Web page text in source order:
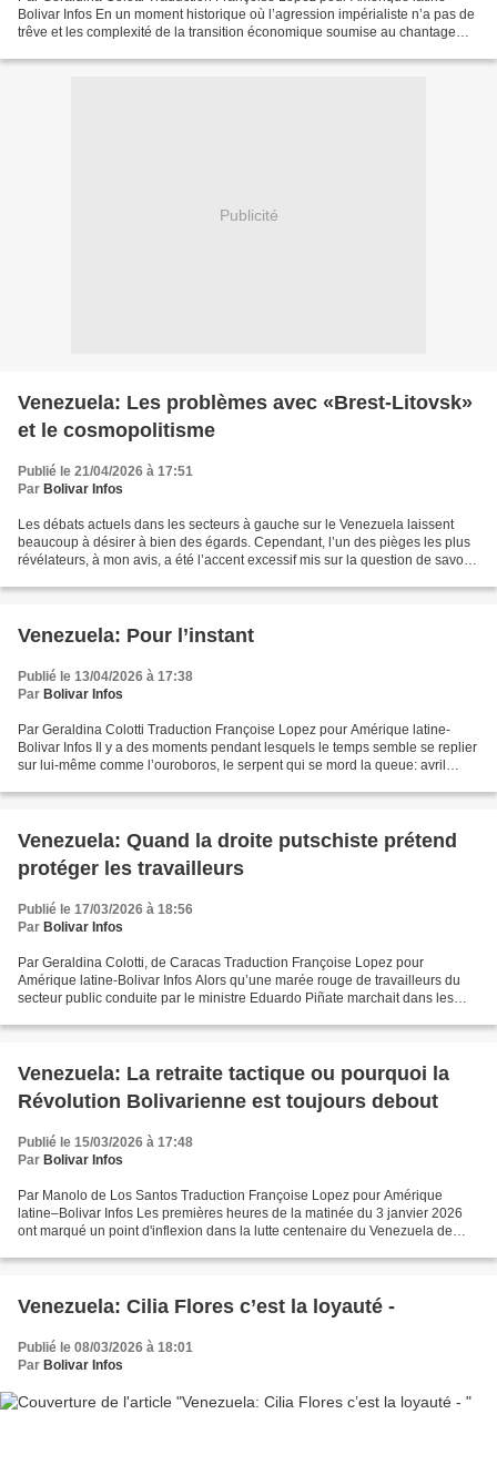
Bolivar Infos En un moment historique où l’agression impérialiste n’a pas de
trêve et les complexité de la transition économique soumise au chantage
Publicité
Venezuela: Les problèmes avec «Brest-Litovsk»
et le cosmopolitisme
Publié le 21/04/2026 à 17:51
Par Bolivar Infos
Les débats actuels dans les secteurs à gauche sur le Venezuela laissent
beaucoup à désirer à bien des égards. Cependant, l’un des pièges les plus
révélateurs, à mon avis, a été l’accent excessif mis sur la question de savoir
Venezuela: Pour l’instant
Publié le 13/04/2026 à 17:38
Par Bolivar Infos
Par Geraldina Colotti Traduction Françoise Lopez pour Amérique latine-
Bolivar Infos Il y a des moments pendant lesquels le temps semble se replier
sur lui-même comme l’ouroboros, le serpent qui se mord la queue: avril
Venezuela: Quand la droite putschiste prétend
protéger les travailleurs
Publié le 17/03/2026 à 18:56
Par Bolivar Infos
Par Geraldina Colotti, de Caracas Traduction Françoise Lopez pour
Amérique latine-Bolivar Infos Alors qu’une marée rouge de travailleurs du
secteur public conduite par le ministre Eduardo Piñate marchait dans les
Venezuela: La retraite tactique ou pourquoi la
Révolution Bolivarienne est toujours debout
Publié le 15/03/2026 à 17:48
Par Bolivar Infos
Par Manolo de Los Santos Traduction Françoise Lopez pour Amérique
latine–Bolivar Infos Les premières heures de la matinée du 3 janvier 2026
ont marqué un point d'inflexion dans la lutte centenaire du Venezuela de
Venezuela: Cilia Flores c’est la loyauté -
Publié le 08/03/2026 à 18:01
Par Bolivar Infos